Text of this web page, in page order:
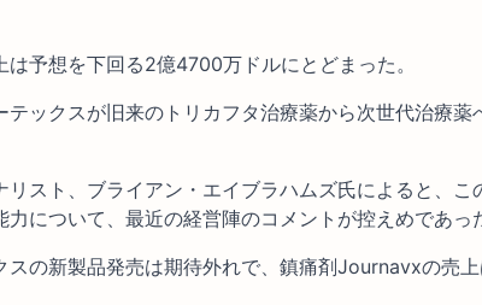
予想を下回る2億4700万ドルにとどまった。
ックスが旧来のトリカフタ治療薬から次世代治療
リスト、ブライアン・エイブラハムズ氏によると、
について、最近の経営陣のコメントが控えめであっ
スの新製品発売は期待外れで、鎮痛剤Journavxの売